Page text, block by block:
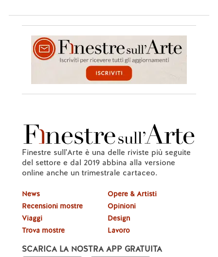
Finestre sull'Arte è una delle riviste più seguite
del settore e dal 2019 abbina alla versione
online anche un trimestrale cartaceo.
News
Recensioni mostre
Viaggi
Trova mostre
Opere & Artisti
Opinioni
Design
Lavoro
SCARICA LA NOSTRA APP GRATUITA